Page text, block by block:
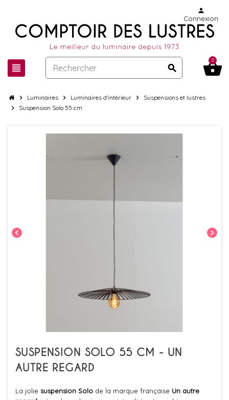
view_headline search
person
Connexion
shopping_basket
0
chevron_right Luminaires chevron_right Luminaires d'intérieur chevron_right Suspensions et lustres
chevron_right Suspension Solo 55 cm
chevron_left chevron_right
SUSPENSION SOLO 55 CM - UN
AUTRE REGARD
La jolie suspension Solo de la marque française Un autre